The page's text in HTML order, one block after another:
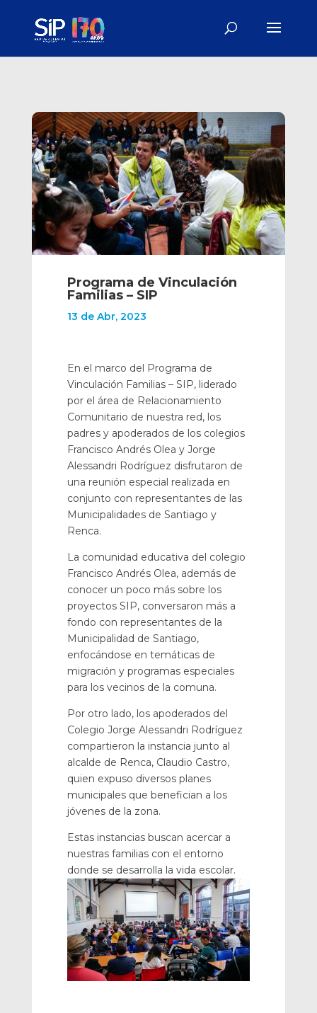
Programa de Vinculación
Familias – SIP
13 de Abr, 2023
En el marco del Programa de
Vinculación Familias – SIP, liderado
por el área de Relacionamiento
Comunitario de nuestra red, los
padres y apoderados de los colegios
Francisco Andrés Olea y Jorge
Alessandri Rodríguez disfrutaron de
una reunión especial realizada en
conjunto con representantes de las
Municipalidades de Santiago y
Renca.
La comunidad educativa del colegio
Francisco Andrés Olea, además de
conocer un poco más sobre los
proyectos SIP, conversaron más a
fondo con representantes de la
Municipalidad de Santiago,
enfocándose en temáticas de
migración y programas especiales
para los vecinos de la comuna.
Por otro lado, los apoderados del
Colegio Jorge Alessandri Rodríguez
compartieron la instancia junto al
alcalde de Renca, Claudio Castro,
quien expuso diversos planes
municipales que benefician a los
jóvenes de la zona.
Estas instancias buscan acercar a
nuestras familias con el entorno
donde se desarrolla la vida escolar.